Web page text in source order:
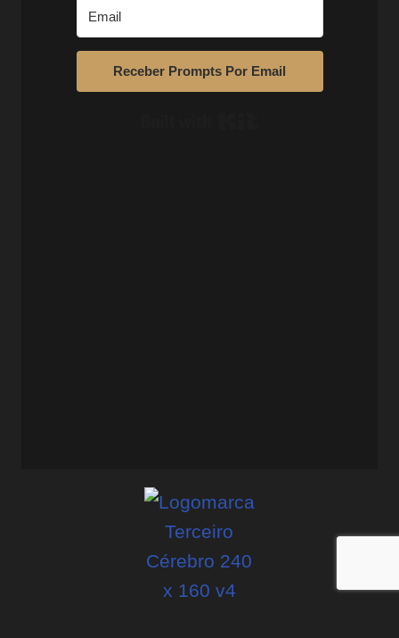
Receber Prompts Por Email